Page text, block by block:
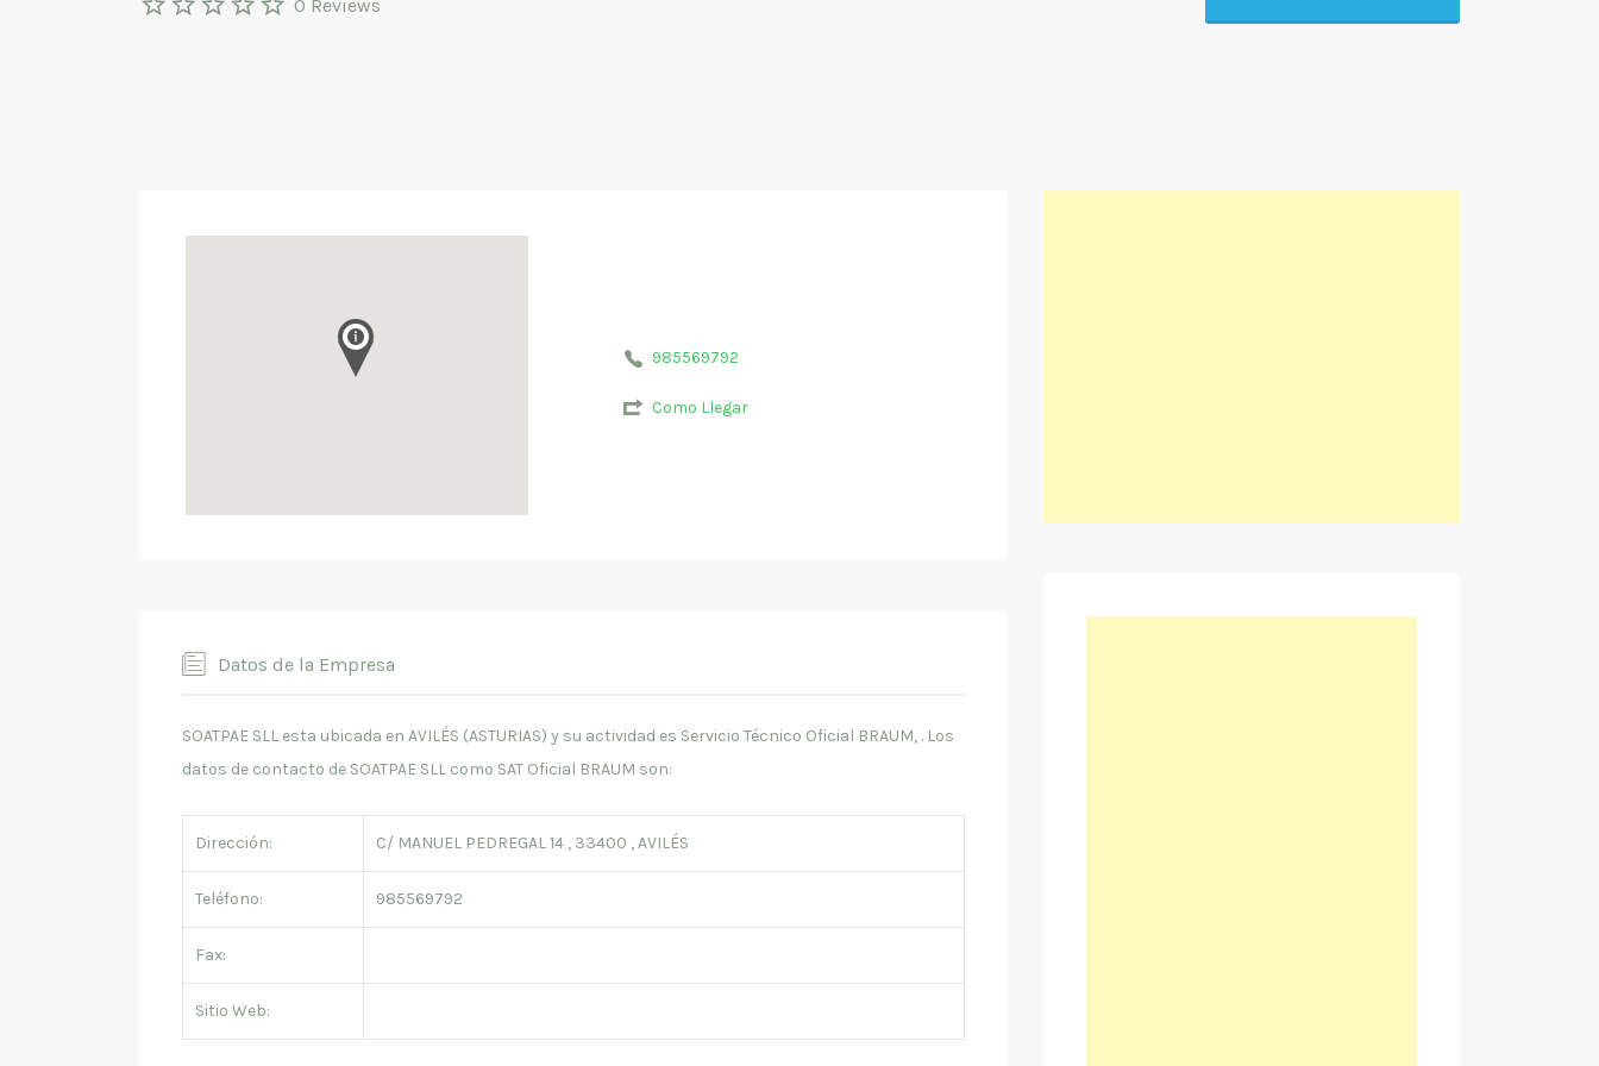
0 Reviews
985569792
Como Llegar
Datos de la Empresa
SOATPAE SLL esta ubicada en AVILÉS (ASTURIAS) y su actividad es Servicio Técnico Oficial BRAUM, . Los
datos de contacto de SOATPAE SLL como SAT Oficial BRAUM son:
Dirección: C/ MANUEL PEDREGAL 14 , 33400 , AVILÉS
Teléfono: 985569792
Fax:
Sitio Web: